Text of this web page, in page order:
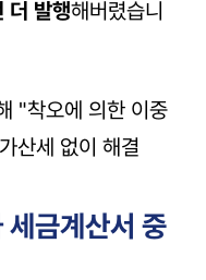
더 발행해버렸습니
"착오에 의한 이중
산세 없이 해결
금계산서 중